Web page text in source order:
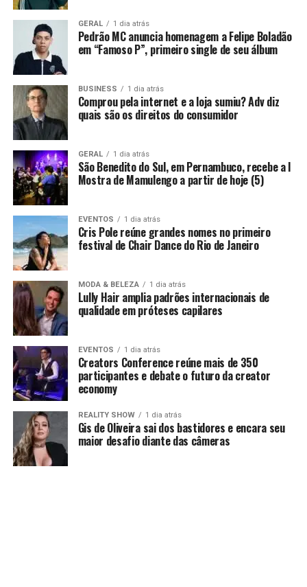
GERAL 1 dia atrás
Pedrão MC anuncia homenagem a Felipe Boladão
em “Famoso P”, primeiro single de seu álbum
BUSINESS 1 dia atrás
Comprou pela internet e a loja sumiu? Adv diz
quais são os direitos do consumidor
GERAL 1 dia atrás
São Benedito do Sul, em Pernambuco, recebe a I
Mostra de Mamulengo a partir de hoje (5)
EVENTOS 1 dia atrás
Cris Pole reúne grandes nomes no primeiro
festival de Chair Dance do Rio de Janeiro
MODA & BELEZA 1 dia atrás
Lully Hair amplia padrões internacionais de
qualidade em próteses capilares
EVENTOS 1 dia atrás
Creators Conference reúne mais de 350
participantes e debate o futuro da creator
economy
REALITY SHOW 1 dia atrás
Gis de Oliveira sai dos bastidores e encara seu
maior desafio diante das câmeras